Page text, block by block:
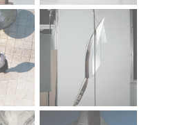
Svaka njegova skulptura
kratak put od inženjerskog do
hladnog do toplog, od
do ludičkog skladanja, od
od anti-volumena do čistog
klasične skulpture Hrastina još
blagim raspršenim osvjetljenjem,
senzualnost. Po jednoj izvrsnoj